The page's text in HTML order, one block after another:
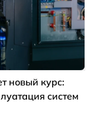
новый курс:
систем